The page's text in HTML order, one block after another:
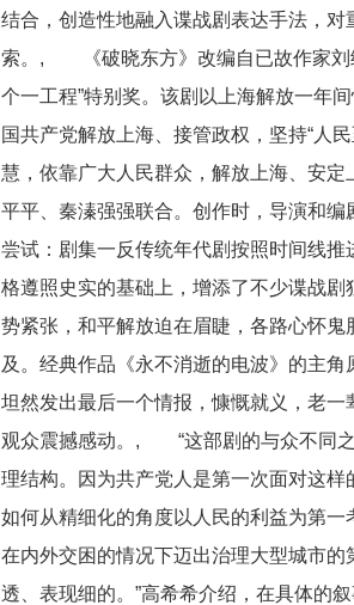
结合，创造性地融入谍战剧表达手法，
索。, 《破晓东方》改编自已故作家刘
个一工程”特别奖。该剧以上海解放一年
国共产党解放上海、接管政权，坚持“人
慧，依靠广大人民群众，解放上海、安
平平、秦溱强强联合。创作时，导演和
尝试：剧集一反传统年代剧按照时间线
格遵照史实的基础上，增添了不少谍战
势紧张，和平解放迫在眉睫，各路心怀
及。经典作品《永不消逝的电波》的主
坦然发出最后一个情报，慷慨就义，老
观众震撼感动。, “这部剧的与众不同之
理结构。因为共产党人是第一次面对这样
如何从精细化的角度以人民的利益为第
在内外交困的情况下迈出治理大型城市
透、表现细的。”高希希介绍，在具体的